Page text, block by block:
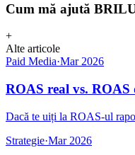
Cum mă ajută BRILU
+
Alte articole
Paid Media·Mar 2026
ROAS real vs.
Dacă te uiți la ROAS-ul
Strategie·Mar 2026